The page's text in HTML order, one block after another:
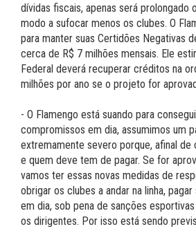
dívidas fiscais, apenas será prolongado
modo a sufocar menos os clubes. O
para manter suas Certidões Negativas
cerca de R$ 7 milhões mensais. Ele
Federal deverá recuperar créditos na
milhões por ano se o projeto for
- O Flamengo está suando para
compromissos em dia, assumimos um
extremamente severo porque, afinal de
e quem deve tem de pagar. Se for
vamos ter essas novas medidas de
obrigar os clubes a andar na linha,
em dia, sob pena de sanções
os dirigentes. Por isso está sendo